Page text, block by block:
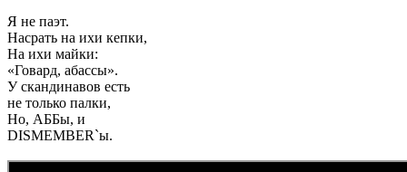
Я не паэт.
Насрать на ихи кепки,
На ихи майки:
«Говард, абассы».
У скандинавов есть
не только палки,
Но, АББы, и
DISMEMBER`ы.